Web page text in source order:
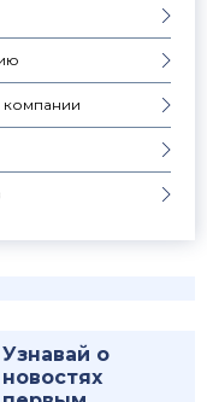
компании
Узнавай о
новостях